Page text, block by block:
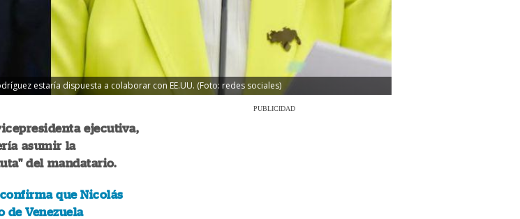
estaría dispuesta a colaborar con EE.UU. (Foto: redes sociales)
ejecutiva,
asumir la
del mandatario.
que Nicolás
de Venezuela
PUBLICIDAD